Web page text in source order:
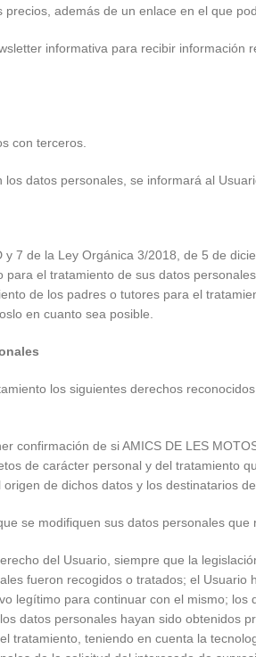
además de un enlace en el que
informativa para recibir
con terceros.
datos personales, se informará al
7 de la Ley Orgánica 3/2018, de 5 de
el tratamiento de sus datos
de los padres o tutores para el
en cuanto sea posible.
los siguientes derechos
confirmación de si AMICS DE LES
de carácter personal y del tratamiento
de dichos datos y los destinatarios
se modifiquen sus datos personales
del Usuario, siempre que la
fueron recogidos o tratados; el
legítimo para continuar con el mismo;
datos personales hayan sido
tratamiento, teniendo en cuenta la